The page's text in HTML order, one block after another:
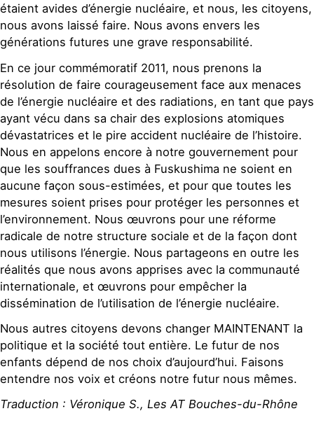
étaient avides d’énergie nucléaire, et nous, les citoyens,
nous avons laissé faire. Nous avons envers les
générations futures une grave responsabilité.
En ce jour commémoratif 2011, nous prenons la
résolution de faire courageusement face aux menaces
de l’énergie nucléaire et des radiations, en tant que pays
ayant vécu dans sa chair des explosions atomiques
dévastatrices et le pire accident nucléaire de l’histoire.
Nous en appelons encore à notre gouvernement pour
que les souffrances dues à Fuskushima ne soient en
aucune façon sous-estimées, et pour que toutes les
mesures soient prises pour protéger les personnes et
l’environnement. Nous œuvrons pour une réforme
radicale de notre structure sociale et de la façon dont
nous utilisons l’énergie. Nous partageons en outre les
réalités que nous avons apprises avec la communauté
internationale, et œuvrons pour empêcher la
dissémination de l’utilisation de l’énergie nucléaire.
Nous autres citoyens devons changer MAINTENANT la
politique et la société tout entière. Le futur de nos
enfants dépend de nos choix d’aujourd’hui. Faisons
entendre nos voix et créons notre futur nous mêmes.
Traduction : Véronique S., Les AT Bouches-du-Rhône